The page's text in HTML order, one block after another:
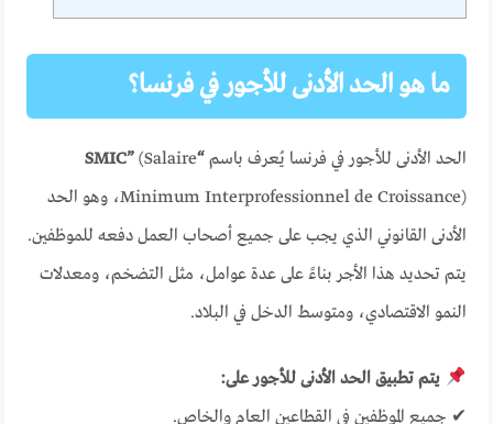
ما هو الحد الأدنى للأجور في فرنسا؟
الحد الأدنى للأجور في فرنسا يُعرف باسم“SMIC”
(Salaire
Minimum Interprofessionnel de Croissance)، وهو الحد
الأدنى القانوني الذي يجب على جميع أصحاب العمل دفعه للموظفين.
يتم تحديد هذا الأجر بناءً على عدة عوامل، مثل التضخم، ومعدلات
النمو الاقتصادي، ومتوسط الدخل في البلاد.
يتم تطبيق الحد الأدنى للأجور على:
✔ جميع الموظفين في القطاعين العام والخاص.